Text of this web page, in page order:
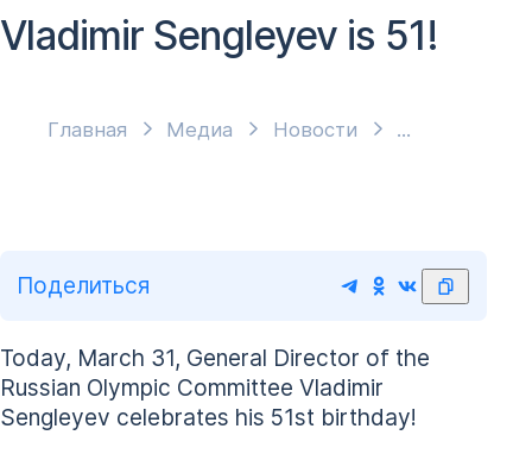
Главная Медиа Новости
Vladimir Sengleyev is 51!
Поделиться
Today, March 31, General Director of the
Russian Olympic Committee Vladimir
Sengleyev celebrates his 51st birthday!